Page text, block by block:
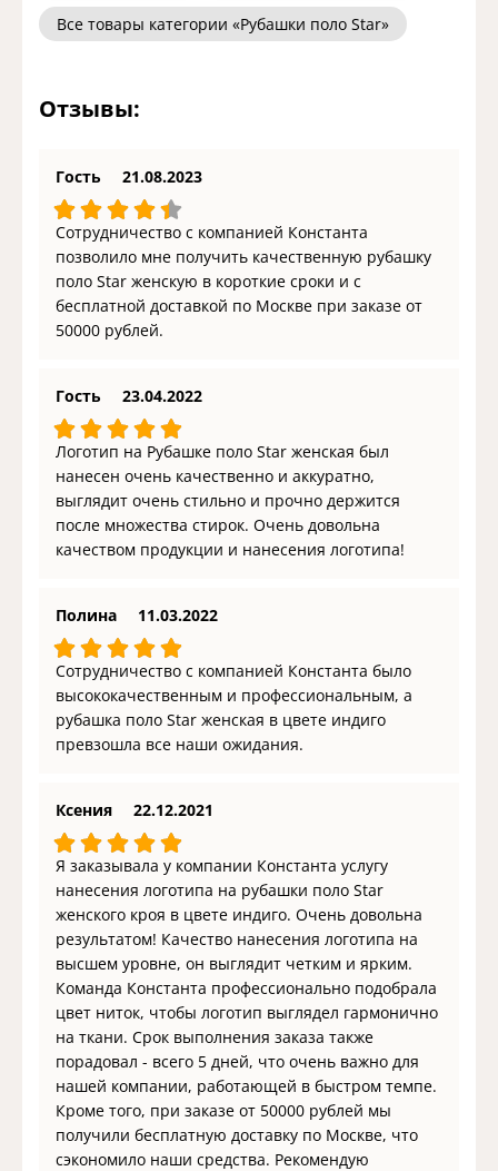
Все товары категории «Рубашки поло Star»
Отзывы:
Гость 21.08.2023
Сотрудничество с компанией Константа
позволило мне получить качественную рубашку
поло Star женскую в короткие сроки и с
бесплатной доставкой по Москве при заказе от
50000 рублей.
Гость 23.04.2022
Логотип на Рубашке поло Star женская был
нанесен очень качественно и аккуратно,
выглядит очень стильно и прочно держится
после множества стирок. Очень довольна
качеством продукции и нанесения логотипа!
Полина 11.03.2022
Сотрудничество с компанией Константа было
высококачественным и профессиональным, а
рубашка поло Star женская в цвете индиго
превзошла все наши ожидания.
Ксения 22.12.2021
Я заказывала у компании Константа услугу
нанесения логотипа на рубашки поло Star
женского кроя в цвете индиго. Очень довольна
результатом! Качество нанесения логотипа на
высшем уровне, он выглядит четким и ярким.
Команда Константа профессионально подобрала
цвет ниток, чтобы логотип выглядел гармонично
на ткани. Срок выполнения заказа также
порадовал - всего 5 дней, что очень важно для
нашей компании, работающей в быстром темпе.
Кроме того, при заказе от 50000 рублей мы
получили бесплатную доставку по Москве, что
сэкономило наши средства. Рекомендую